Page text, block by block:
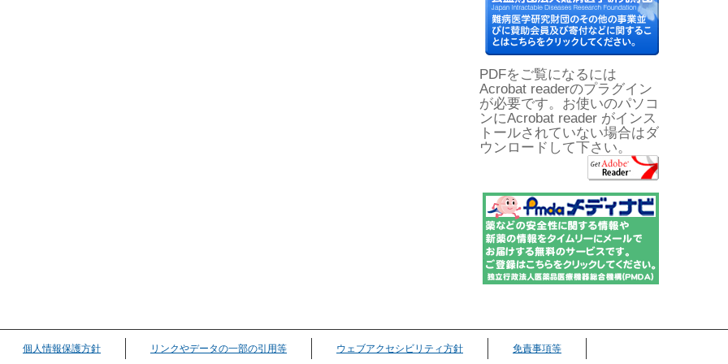
PDFをご覧になるには
Acrobat readerのプラグイン
が必要です。お使いのパソコ
ンにAcrobat reader がインス
トールされていない場合はダ
ウンロードして下さい。
個人情報保護方針 リンクやデータの一部の引用等 ウェブアクセシビリティ方針 免責事項等